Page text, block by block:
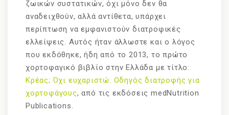
ζωικών συστατικών, όχι μόνο δεν θα
αναδειχθούν, αλλά αντίθετα, υπάρχει
περίπτωση να εμφανιστούν διατροφικές
ελλείψεις. Αυτός ήταν άλλωστε και ο λόγος
που εκδόθηκε, ήδη από το 2013, το πρώτο
χορτοφαγικό βιβλίο στην Ελλάδα με τίτλο:
Κρέας; Όχι ευχαριστώ: Οδηγός διατροφής για
χορτοφάγους, από τις εκδόσεις medΝutrition
Publications.